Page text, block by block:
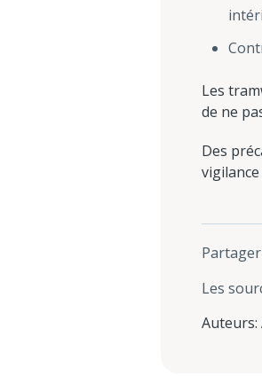
Les
de ne
Des
Les
Auteurs: